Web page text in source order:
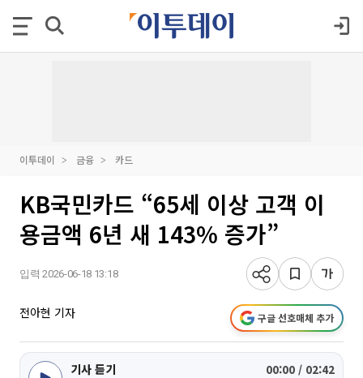
이투데이 금융 카드
KB국민카드 “65세 이상 고객 이
용금액 6년 새 143% 증가”
입력 2026-06-18 13:18
전아현 기자 구글 선호매체 추가
기사 듣기 00:00 / 02:42